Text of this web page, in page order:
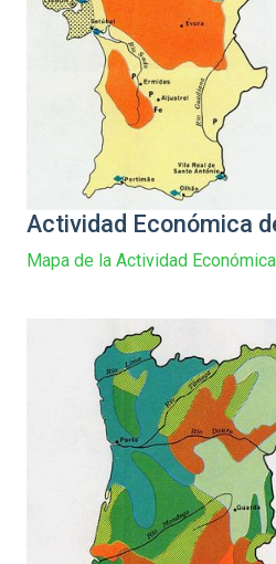
Actividad Económica
Mapa de la Actividad